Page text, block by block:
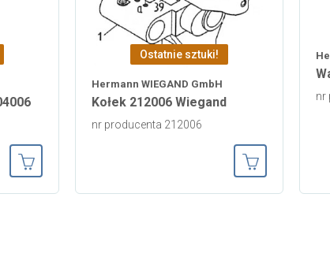
Ostatnie sztuki!
Hermann WIEGAND GmbH
Kołek 212006 Wiegand
nr producenta 212006
nr